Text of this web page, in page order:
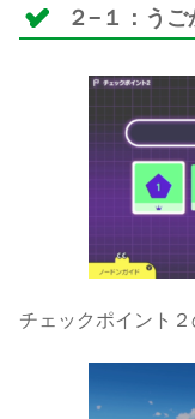
２−１：う
チェックポイント